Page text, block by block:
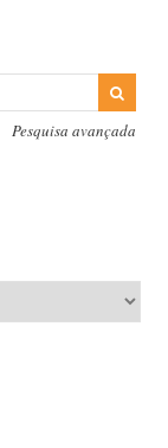
Pesquisa avançada